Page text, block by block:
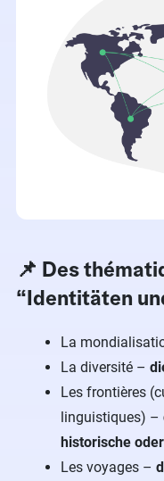
📌 Des
“Identitäten
La
La diversité –
Les frontières
linguistiques) –
historische
Les voyages –